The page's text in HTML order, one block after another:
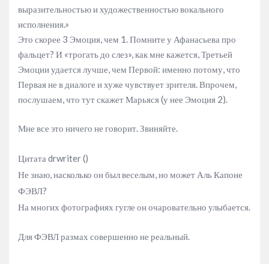
выразительностью и художественностью вокального
исполнения.»
Это скорее 3 Эмоция, чем 1. Помните у Афанасьева про
фальцет? И «трогать до слез», как мне кажется, Третьей
Эмоции удается лучше, чем Первой: именно потому, что
Первая не в диалоге и хуже чувствует зрителя. Впрочем,
послушаем, что тут скажет Марьяся (у нее Эмоция 2).
Мне все это ничего не говорит. Звиняйте.
Цитата drwriter ()
Не знаю, насколько он был веселым, но может Аль Капоне
ФЭВЛ?
На многих фотографиях гугле он очаровательно улыбается.
Для ФЭВЛ размах совершенно не реальный.